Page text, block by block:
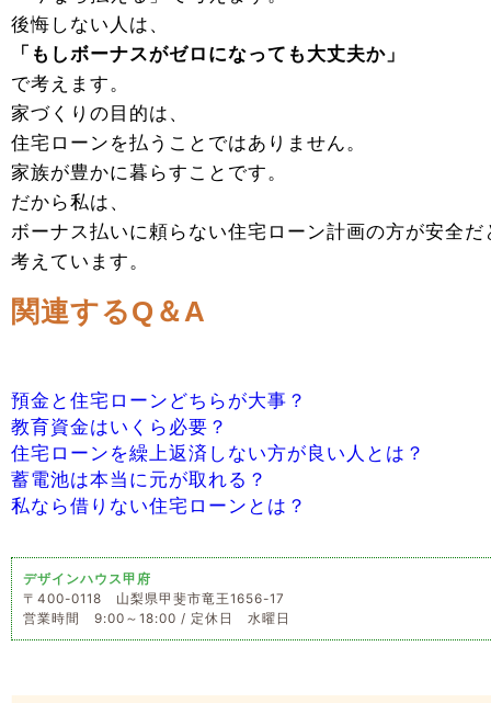
後悔しない人は、
「もしボーナスがゼロになっても大丈夫か」
で考えます。
家づくりの目的は、
住宅ローンを払うことではありません。
家族が豊かに暮らすことです。
だから私は、
ボーナス払いに頼らない住宅ローン計画の方が安全だ
考えています。
関連するQ＆A
預金と住宅ローンどちらが大事？
教育資金はいくら必要？
住宅ローンを繰上返済しない方が良い人とは？
蓄電池は本当に元が取れる？
私なら借りない住宅ローンとは？
デザインハウス甲府
〒400-0118 山梨県甲斐市竜王1656-17
営業時間 9:00～18:00 / 定休日 水曜日